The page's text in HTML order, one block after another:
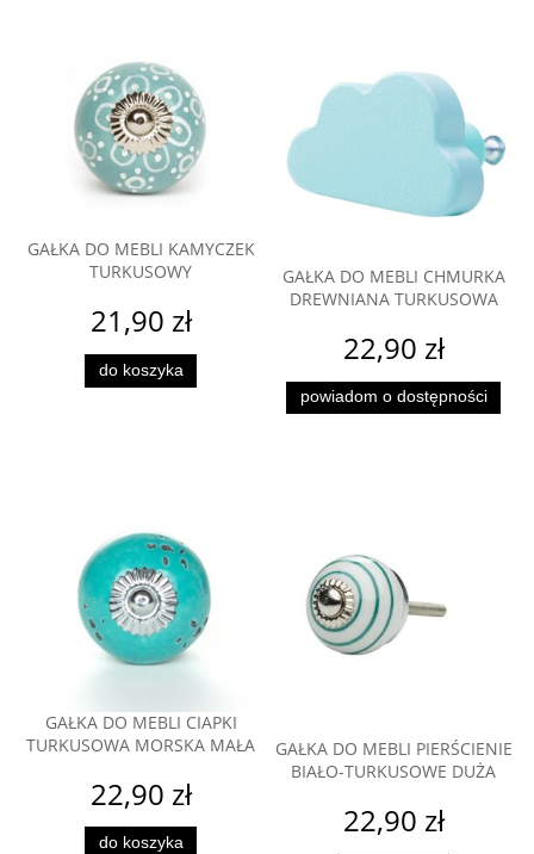
GAŁKA DO MEBLI KAMYCZEK
TURKUSOWY
21,90 zł
do koszyka
GAŁKA DO MEBLI CHMURKA
DREWNIANA TURKUSOWA
22,90 zł
powiadom o dostępności
GAŁKA DO MEBLI CIAPKI
TURKUSOWA MORSKA MAŁA
22,90 zł
do koszyka
GAŁKA DO MEBLI PIERŚCIENIE
BIAŁO-TURKUSOWE DUŻA
22,90 zł